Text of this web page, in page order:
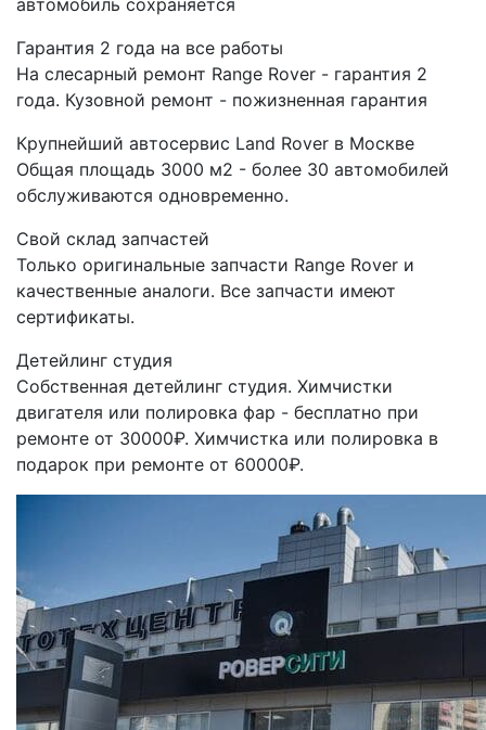
автомобиль сохраняется
Гарантия 2 года на все работы
На слесарный ремонт Range Rover - гарантия 2
года. Кузовной ремонт - пожизненная гарантия
Крупнейший автосервис Land Rover в Москве
Общая площадь 3000 м2 - более 30 автомобилей
обслуживаются одновременно.
Свой склад запчастей
Только оригинальные запчасти Range Rover и
качественные аналоги. Все запчасти имеют
сертификаты.
Детейлинг студия
Собственная детейлинг студия. Химчистки
двигателя или полировка фар - бесплатно при
ремонте от 30000₽. Химчистка или полировка в
подарок при ремонте от 60000₽.